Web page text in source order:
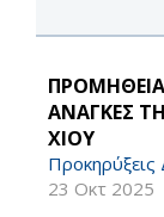
ΑΝΑΓΚΕΣ
ΧΙΟΥ
23 Οκτ 2025